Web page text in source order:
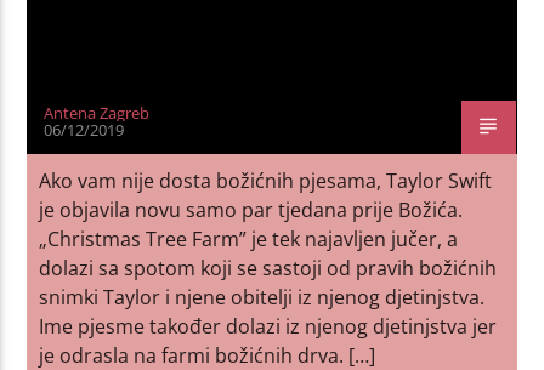
Antena Zagreb
06/12/2019
Ako vam nije dosta božićnih pjesama, Taylor Swift
je objavila novu samo par tjedana prije Božića.
„Christmas Tree Farm” je tek najavljen jučer, a
dolazi sa spotom koji se sastoji od pravih božićnih
snimki Taylor i njene obitelji iz njenog djetinjstva.
Ime pjesme također dolazi iz njenog djetinjstva jer
je odrasla na farmi božićnih drva. […]